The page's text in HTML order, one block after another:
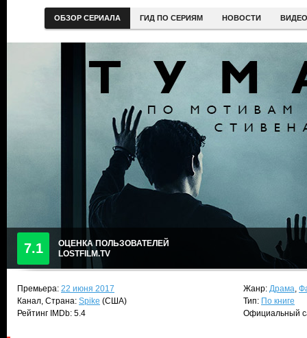
ОБЗОР СЕРИАЛА ГИД ПО СЕРИЯМ НОВОСТИ ВИДЕО
7.1
ОЦЕНКА ПОЛЬЗОВАТЕЛЕЙ
LOSTFILM.TV
Премьера: 22 июня 2017
Канал, Страна: Spike (США)
Рейтинг IMDb: 5.4
Жанр: Драма,
Тип: По книге
Официальный